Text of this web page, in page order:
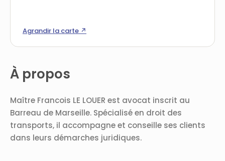
À propos
Maître Francois LE LOUER est avocat inscrit au
Barreau de Marseille. Spécialisé en droit des
transports, il accompagne et conseille ses clients
dans leurs démarches juridiques.
Agrandir la carte ↗